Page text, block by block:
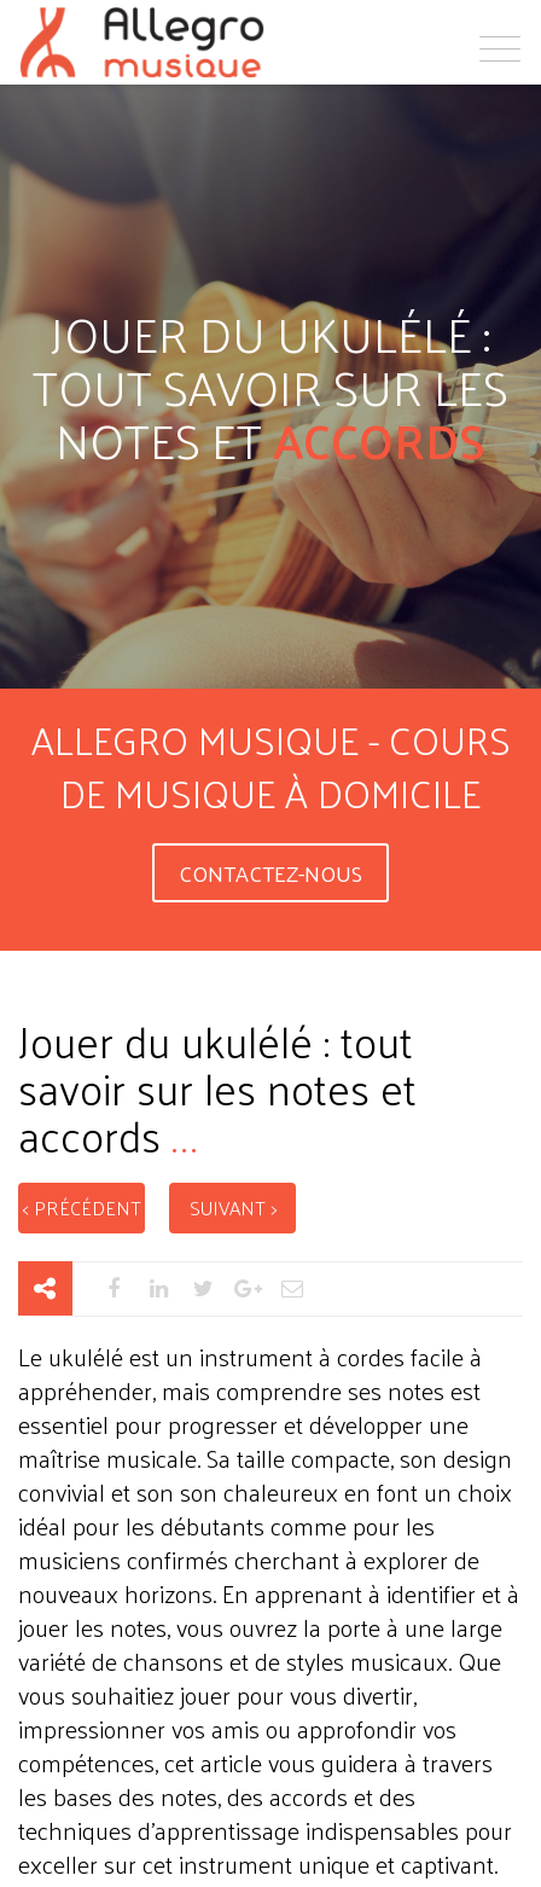
JOUER DU UKULÉLÉ :
TOUT SAVOIR SUR LES
NOTES ETACCORDS
ALLEGRO MUSIQUE - COURS
DE MUSIQUE À DOMICILE
CONTACTEZ-NOUS
Jouer du ukulélé : tout
savoir sur les notes et
accords...
< PRÉCÉDENT SUIVANT >
Le ukulélé est un instrument à cordes facile à
appréhender, mais comprendre ses notes est
essentiel pour progresser et développer une
maîtrise musicale. Sa taille compacte, son design
convivial et son son chaleureux en font un choix
idéal pour les débutants comme pour les
musiciens confirmés cherchant à explorer de
nouveaux horizons. En apprenant à identifier et à
jouer les notes, vous ouvrez la porte à une large
variété de chansons et de styles musicaux. Que
vous souhaitiez jouer pour vous divertir,
impressionner vos amis ou approfondir vos
compétences, cet article vous guidera à travers
les bases des notes, des accords et des
techniques d'apprentissage indispensables pour
exceller sur cet instrument unique et captivant.